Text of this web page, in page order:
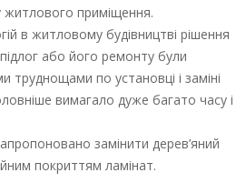
житлового приміщення.
в житловому будівництві рішення
або його ремонту були
труднощами по установці і заміні
вимагало дуже багато часу і
замінити дерев’яний
покриттям ламінат.